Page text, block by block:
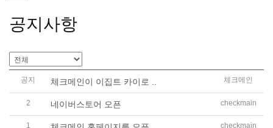
공지사항
공지 체크메인이 이집트 카이로 .. 체크메인
2 네이버스토어 오픈 checkmain
1 checkmain